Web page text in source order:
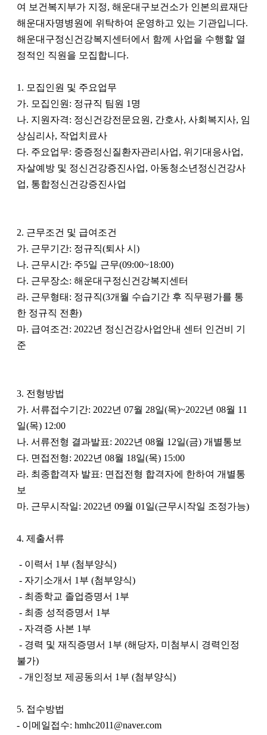
여 보건복지부가 지정, 해운대구보건소가 인본의료재단
해운대자명병원에 위탁하여 운영하고 있는 기관입니다.
해운대구정신건강복지센터에서 함께 사업을 수행할 열
정적인 직원을 모집합니다.
1. 모집인원 및 주요업무
가. 모집인원: 정규직 팀원 1명
나. 지원자격: 정신건강전문요원, 간호사, 사회복지사, 임
상심리사, 작업치료사
다. 주요업무: 중증정신질환자관리사업, 위기대응사업,
자살예방 및 정신건강증진사업, 아동청소년정신건강사
업, 통합정신건강증진사업
2. 근무조건 및 급여조건
가. 근무기간: 정규직(퇴사 시)
나. 근무시간: 주5일 근무(09:00~18:00)
다. 근무장소: 해운대구정신건강복지센터
라. 근무형태: 정규직(3개월 수습기간 후 직무평가를 통
한 정규직 전환)
마. 급여조건: 2022년 정신건강사업안내 센터 인건비 기
준
3. 전형방법
가. 서류접수기간: 2022년 07월 28일(목)~2022년 08월 11
일(목) 12:00
나. 서류전형 결과발표: 2022년 08월 12일(금) 개별통보
다. 면접전형: 2022년 08월 18일(목) 15:00
라. 최종합격자 발표: 면접전형 합격자에 한하여 개별통
보
마. 근무시작일: 2022년 09월 01일(근무시작일 조정가능)
4. 제출서류
- 이력서 1부 (첨부양식)
- 자기소개서 1부 (첨부양식)
- 최종학교 졸업증명서 1부
- 최종 성적증명서 1부
- 자격증 사본 1부
- 경력 및 재직증명서 1부 (해당자, 미첨부시 경력인정
불가)
- 개인정보 제공동의서 1부 (첨부양식)
5. 접수방법
- 이메일접수: hmhc2011@naver.com